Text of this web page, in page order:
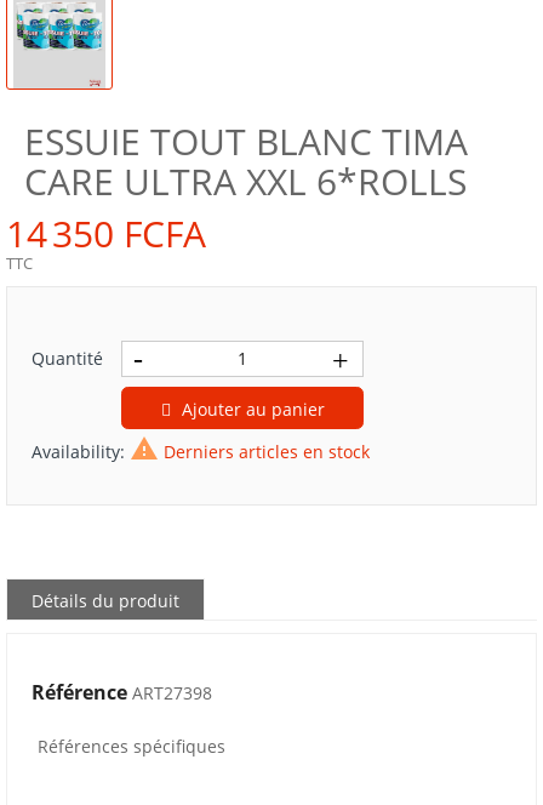
ESSUIE TOUT BLANC TIMA
CARE ULTRA XXL 6*ROLLS
14 350 FCFA
TTC
Quantité
Ajouter au panier
Availability:  Derniers articles en stock
Détails du produit
Référence ART27398
Références spécifiques